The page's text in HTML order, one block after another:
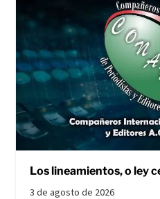
Los lineamientos, o ley
3 de agosto de 2026